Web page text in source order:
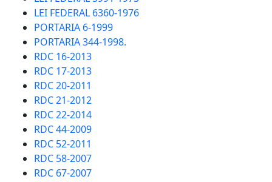
LEI FEDERAL 6360-1976
PORTARIA 6-1999
PORTARIA 344-1998.
RDC 16-2013
RDC 17-2013
RDC 20-2011
RDC 21-2012
RDC 22-2014
RDC 44-2009
RDC 52-2011
RDC 58-2007
RDC 67-2007